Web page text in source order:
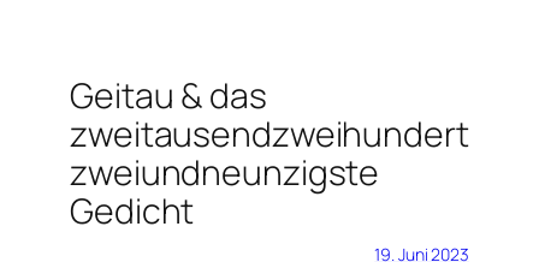
Geitau & das
zweitausendzweihundert
zweiundneunzigste
Gedicht
19. Juni 2023